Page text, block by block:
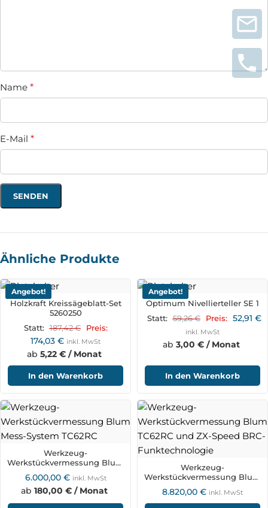
Name *
E-Mail *
Ähnliche Produkte
Angebot!
Holzkraft Kreissägeblatt-Set
5260250
Statt: 187,42€ Preis:
174,03 € inkl. MwSt
ab 5,22 € / Monat
In den Warenkorb
Angebot!
Optimum Nivellierteller SE 1
Statt: 59,26€ Preis: 52,91 €
inkl. MwSt
ab 3,00 € / Monat
In den Warenkorb
Werkzeug-
Werkstückvermessung Blum
Mess-System TC62RC
6.000,00 € inkl. MwSt
ab 180,00 € / Monat
Werkzeug-
Werkstückvermessung Blum
TC62RC und ZX-Speed BRC-
Funktechnologie
8.820,00 € inkl. MwSt